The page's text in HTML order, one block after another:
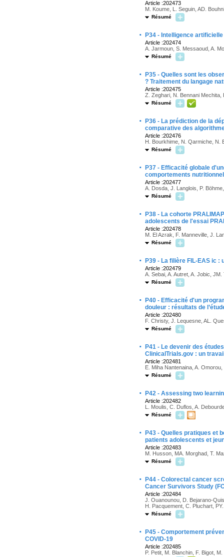
Article :202473
M. Koume, L. Seguin, AD.
Résumé
· P34 - Intelligence
Article :202474
A. Jarmoun, S. Messaoud, A.
Résumé
·
P35 - Quelles sont les
? Traitement du langage
Article :202475
Z. Zeghari, N. Bennani Mechita,
Résumé
·
P36 - La prédiction de la
comparative des
Article :202476
H. Bourkhime, N. Qarmiche, N.
Résumé
·
P37 - Efficacité globale
comportements
Article :202477
A. Dosda, J. Langlois, P.
Résumé
·
P38 - La cohorte
adolescents de l'essai
Article :202478
M. El Azrak, F. Manneville, J.
Résumé
· P39 - La filière FIL-EAS ic
Article :202479
A. Sebai, A. Autret, A. Jobic, JM.
Résumé
·
P40 - Efficacité d'un
douleur : résultats de
Article :202480
F. Christy, J. Lequesne, AL.
Résumé
·
P41 - Le devenir des
ClinicalTrials.gov : un
Article :202481
E. Miha Nantenaina, A.
Résumé
· P42 - Assessing two
Article :202482
L. Moulis, C. Duflos, A.
Résumé
·
P43 - Quelles pratiques et
patients adolescents et
Article :202483
M. Husson, MA. Morghad, T.
Résumé
·
P44 - Colorectal cancer
Cancer Survivors Study
Article :202484
J. Ouanounou, D. Bejarano-
H. Pacquement, C. Pluchart,
Résumé
·
P45 - Comportement
COVID-19
Article :202485
P. Petit, M. Blanchin, F. Bigot,